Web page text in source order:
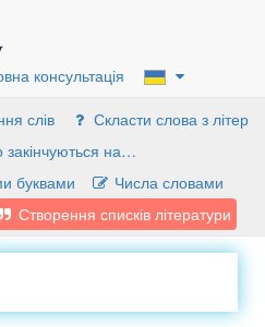
консультація
слів
Скласти слова з літер
на…
буквами
Числа словами
Створення списків літератури